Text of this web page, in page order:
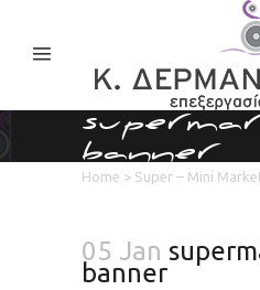
banner
Home > Super – Mini
05 Jan
banner